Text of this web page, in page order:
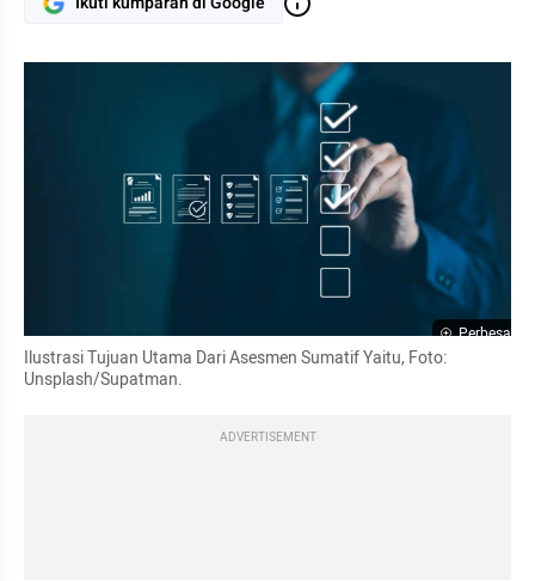
Perbesar
Ilustrasi Tujuan Utama Dari Asesmen Sumatif Yaitu, Foto:
Unsplash/Supatman.
ADVERTISEMENT